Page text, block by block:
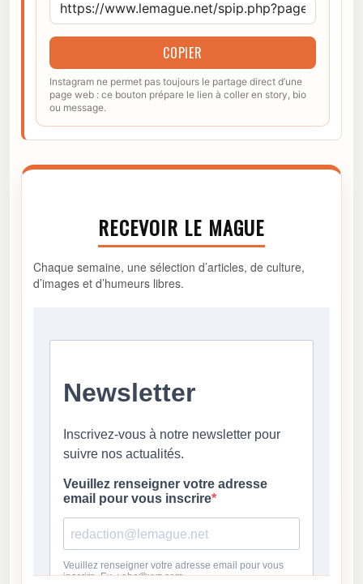
COPIER
Instagram ne permet pas toujours le partage direct d’une
page web : ce bouton prépare le lien à coller en story, bio
ou message.
RECEVOIR LE MAGUE
Chaque semaine, une sélection d’articles, de culture,
d’images et d’humeurs libres.